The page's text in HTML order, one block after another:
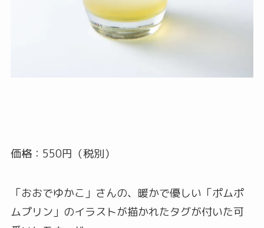
価格：550円（税別）
「おおでゆかこ」さんの、暖かで優しい「ポムポ
ムプリン」のイラストが描かれたタグが付いた可